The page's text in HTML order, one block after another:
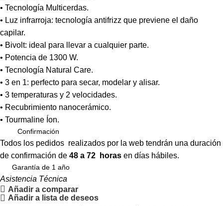
• Tecnología Multicerdas.
• Luz infrarroja: tecnología antifrizz que previene el daño
capilar.
• Bivolt: ideal para llevar a cualquier parte.
• Potencia de 1300 W.
• Tecnología Natural Care.
• 3 en 1: perfecto para secar, modelar y alisar.
• 3 temperaturas y 2 velocidades.
• Recubrimiento nanocerámico.
• Tourmaline Íon.
Confirmación
Todos los pedidos realizados por la web tendrán una duración
de confirmación de 48 a 72 horas en días hábiles.
Garantía de 1 año
Asistencia Técnica
Añadir a comparar
Añadir a lista de deseos